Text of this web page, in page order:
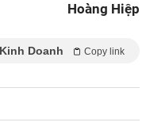
Hoàng Hiệp
Doanh Copy link